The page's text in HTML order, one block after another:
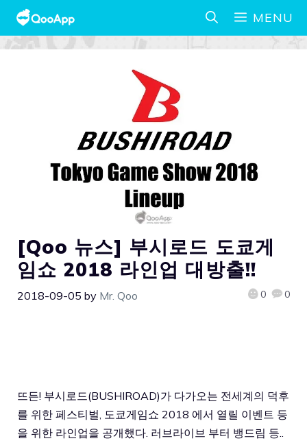
MENU
[Qoo 뉴스] 부시로드 도쿄게
임쇼 2018 라인업 대방출!!
2018-09-05 by Mr. Qoo 0 0
뜨든! 부시로드(BUSHIROAD)가 다가오는 전세계의 덕후
를 위한 페스티벌, 도쿄게임쇼 2018 에서 열릴 이벤트 등
을 위한 라인업을 공개했다. 러브라이브 부터 뱅드림 등..